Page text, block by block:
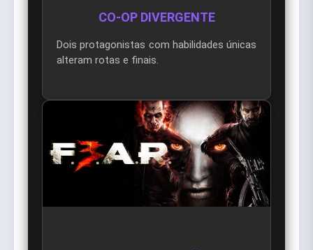
CO-OP DIVERGENTE
Dois protagonistas com habilidades únicas
alteram rotas e finais.